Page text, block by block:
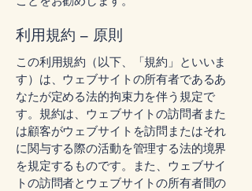
利用規約 – 原則
この利用規約（以下、「規約」といいま
す）は、ウェブサイトの所有者であるあ
なたが定める法的拘束力を伴う規定で
す。規約は、ウェブサイトの訪問者また
は顧客がウェブサイトを訪問またはそれ
に関与する際の活動を管理する法的境界
を規定するものです。また、ウェブサイ
トの訪問者とウェブサイトの所有者間の